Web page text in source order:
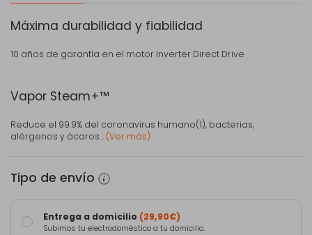
Máxima durabilidad y fiabilidad
10 años de garantía en el motor Inverter Direct Drive
Vapor Steam+™
Reduce el 99.9% del coronavirus humano(1), bacterias,
alérgenos y ácaros... (Ver más)
Tipo de envío
Entrega a domicilio (29,90€)
Subimos tu electrodoméstico a tu domicilio.